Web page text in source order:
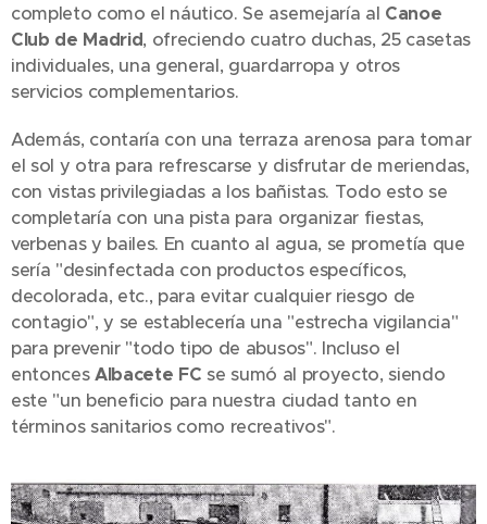
completo como el náutico. Se asemejaría al Canoe
Club de Madrid, ofreciendo cuatro duchas, 25 casetas
individuales, una general, guardarropa y otros
servicios complementarios.
Además, contaría con una terraza arenosa para tomar
el sol y otra para refrescarse y disfrutar de meriendas,
con vistas privilegiadas a los bañistas. Todo esto se
completaría con una pista para organizar fiestas,
verbenas y bailes. En cuanto al agua, se prometía que
sería "desinfectada con productos específicos,
decolorada, etc., para evitar cualquier riesgo de
contagio", y se establecería una "estrecha vigilancia"
para prevenir "todo tipo de abusos". Incluso el
entoncesAlbacete FC se sumó al proyecto, siendo
este "un beneficio para nuestra ciudad tanto en
términos sanitarios como recreativos".